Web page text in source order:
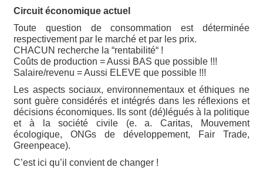
Circuit économique actuel
Toute question de consommation est déterminée
respectivement par le marché et par les prix.
CHACUN recherche la “rentabilité“ !
Coûts de production = Aussi BAS que possible !!!
Salaire/revenu = Aussi ELEVE que possible !!!
Les aspects sociaux, environnementaux et éthiques ne
sont guère considérés et intégrés dans les réflexions et
décisions économiques. Ils sont (dé)légués à la politique
et à la société civile (e. a. Caritas, Mouvement
écologique, ONGs de développement, Fair Trade,
Greenpeace).
C’est ici qu’il convient de changer !